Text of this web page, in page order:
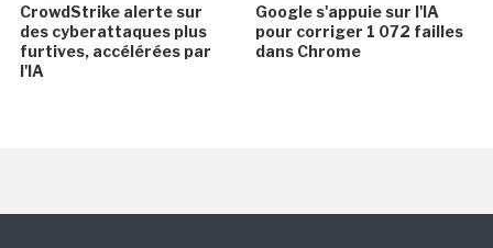
CrowdStrike alerte sur
des cyberattaques plus
furtives, accélérées par
l'IA
Google s'appuie sur l'IA
pour corriger 1 072 failles
dans Chrome